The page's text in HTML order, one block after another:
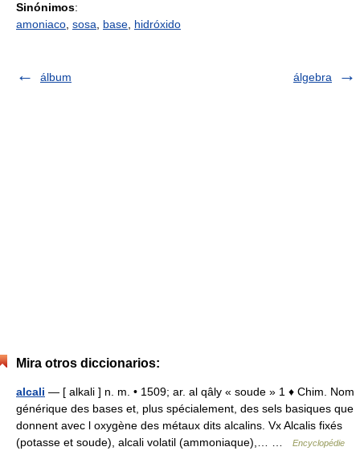
Sinónimos:
amoniaco sosa base hidróxido
álbum álgebra
Mira otros diccionarios:
alcali — [ alkali ] n. m. • 1509; ar. al qâly « soude » 1 ♦ Chim. Nom
générique des bases et, plus spécialement, des sels basiques que
donnent avec l oxygène des métaux dits alcalins. Vx Alcalis fixés
(potasse et soude), alcali volatil (ammoniaque),… …
Encyclopédie